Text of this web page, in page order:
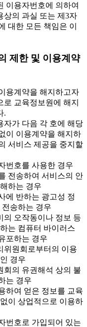
이용자번호에 의하여
상의 과실 또는 제3자
대한 모든 책임은 이
제한 및 이용계약
용계약을 해지하고자
교육정보원에 해지
.
가 다음 각 호에 해당
이 이용계약을 해지하
서비스 제공을 중지할
번호를 사용한 경우
전송하여 서비스의 안
하는 경우
에 반하는 광고성 정
전송하는 경우
의 오작동이나 정보 등
는 컴퓨터 바이러스
포하는 경우
위원회로부터의 이용
경우
회의 유권해석 상의 불
는 경우
하여 얻은 정보를 교육
이 상업적으로 이용하
번호로 가입되어 있는